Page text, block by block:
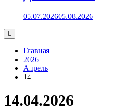
05.07.202605.08.2026
Главная
2026
Апрель
14
14.04.2026